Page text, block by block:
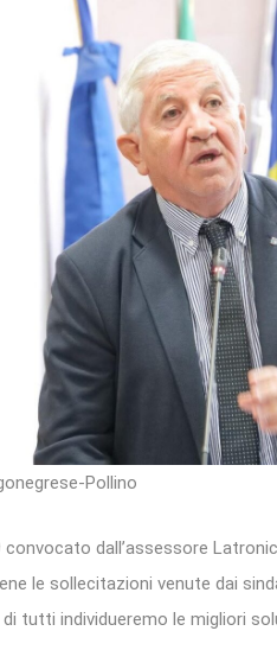
Pollino
convocato dall’assessore
le sollecitazioni venute dai
tutti individueremo le migliori